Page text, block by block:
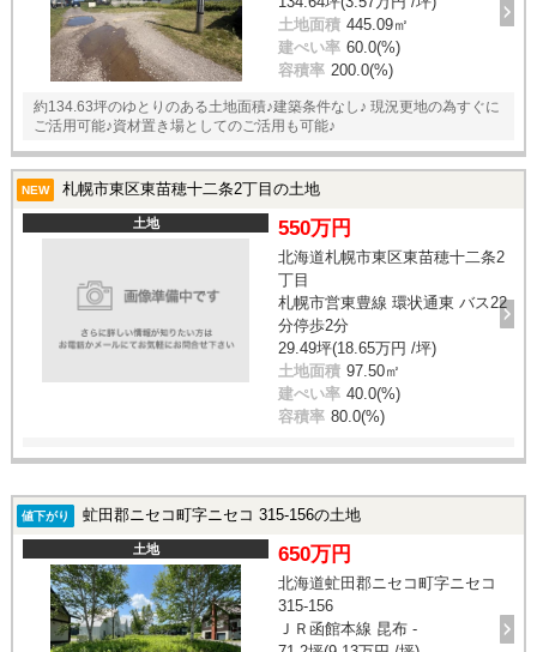
土地面積 445.09㎡
建ぺい率 60.0(%)
容積率 200.0(%)
約134.63坪のゆとりのある土地面積♪建築条件なし♪ 現況更地の為すぐに
ご活用可能♪資材置き場としてのご活用も可能♪
NEW 札幌市東区東苗穂十二条2丁目の土地
土地 550万円
北海道札幌市東区東苗穂十二条2
丁目
札幌市営東豊線 環状通東 バス22
分停歩2分
29.49坪(18.65万円 /坪)
土地面積 97.50㎡
建ぺい率 40.0(%)
容積率 80.0(%)
値下がり 虻田郡ニセコ町字ニセコ 315-156の土地
土地 650万円
北海道虻田郡ニセコ町字ニセコ
315-156
ＪＲ函館本線 昆布 -